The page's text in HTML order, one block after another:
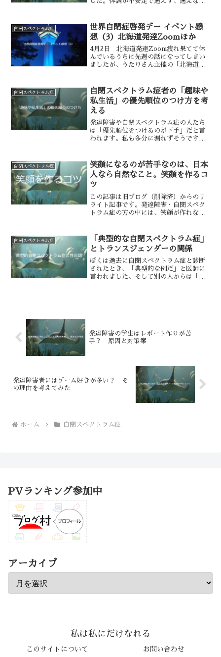
モチベーションが維持できないから体調
管理への熱意も持て...
自閉スペクトラム症
世界自閉症啓発デー イベント感
想（3）北海道発達Zoomほか
4月2日 北海道発達Zoom疲れ果てて休
んでいるうちに先週の話になってしまい
ましたが、うたりさん主催の「北海道発
いうイベントだったので、私が持ってい
ったのはマフラーと...
自閉スペクトラム症
自閉スペクトラム症者の「趣味や
私生活」の優先順位のつけ方を考
える
発達障害や自閉スペクトラム症の人たち
は「優先順位をつけるのが下手」だと言
われます。私も多分に漏れずそうです。
のつけ方です。これらは支援センターに
相談しても「趣味は達成で...
自閉スペクトラム症
笑顔になるのが苦手なのは、日本
人なら自然なこと。笑顔を作るコ
ツ
この記事は旧ブログ（削除済）からのリ
ライト記事です。発達障害・自閉スペク
トラム症の方の中には、笑顔が作れなく
顔がなくなってしまいます。頑張らない
と人前で笑顔でいることが...
自閉スペクトラム症
「典型的な自閉スペクトラム症」
とトランスジェンダーの関係
ぼくは過去に自閉スペクトラム症と診断
されたとき、「典型的な例だ」と医師に
言われました。そして別の人からは「女
発達障害の学生はレポート作りが苦
手？ 原因と対策案
発達障害者にはゲーム好きが多い？ そ
の理由を考えてみた
ホーム 自閉スペクトラム症
PVランキング参加中
アーカイブ
私は私にだけなれる
このサイトについて お問い合わせ